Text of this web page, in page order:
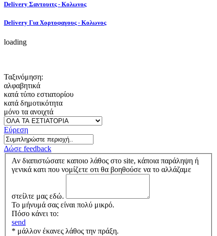
Delivery Σαντουιτς - Κολωνος
Delivery Για Χορτοφαγους - Κολωνος
loading
Ταξινόμηση:
αλφαβητικά
κατά τύπο εστιατορίου
κατά δημοτικότητα
μόνο τα ανοιχτά
Εύρεση
Δώσε feedback
Αν διαπιστώσατε καποιο λάθος στο site, κάποια παράληψη ή
γενικά κατι που νομίζετε οτι θα βοηθούσε να το αλλάζαμε
στείλτε μας εδώ.
Το μήνυμά σας είναι πολύ μικρό.
Πόσο κάνει το:
send
* μάλλον έκανες λάθος την πράξη.